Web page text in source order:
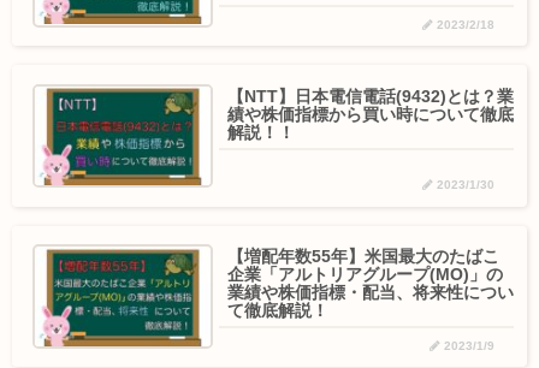
2023/2/18
【NTT】日本電信電話(9432)とは？業
績や株価指標から買い時について徹底
解説！！
2023/1/30
【増配年数55年】米国最大のたばこ
企業「アルトリアグループ(MO)」の
業績や株価指標・配当、将来性につい
て徹底解説！
2023/1/9